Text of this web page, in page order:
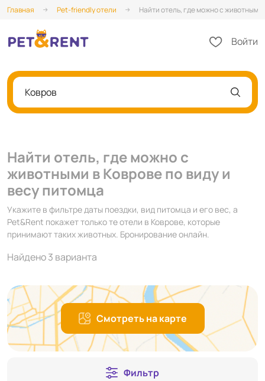
Главная Pet-friendly отели Найти отель, где можно с животными
Войти
Ковров
Найти отель, где можно с
животными в Коврове по виду и
весу питомца
Укажите в фильтре даты поездки, вид питомца и его вес, а
Pet&Rent покажет только те отели в Коврове, которые
принимают таких животных. Бронирование онлайн.
Найдено 3 варианта
Смотреть на карте
Фильтр